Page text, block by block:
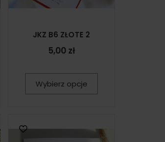
JKZ B6 ZŁOTE 2
5,00 zł
Wybierz opcje